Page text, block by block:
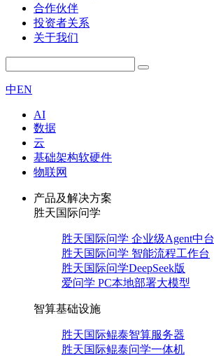
合作伙伴
投资者关系
关于我们
中EN
AI
数据
云
基础架构软硬件
物联网
产品及解决方案
胜天国际问学
胜天国际问学 企业级Agent中台
胜天国际问学 智能流程工作台
胜天国际问学DeepSeek版
爱问学 PC本地部署大模型
智算基础设施
胜天国际鲲泰智算服务器
胜天国际鲲泰问学一体机